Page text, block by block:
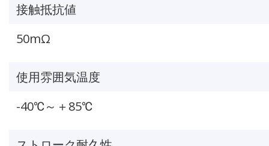
接触抵抗値
50mΩ
使用雰囲気温度
-40℃～＋85℃